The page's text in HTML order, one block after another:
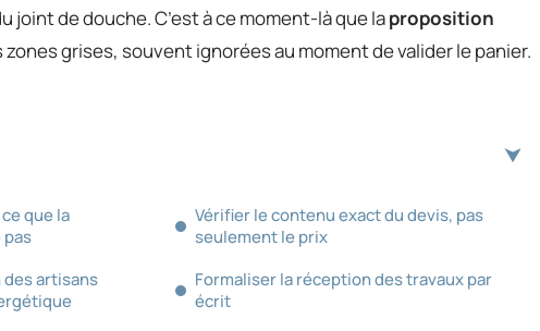
de douche. C’est à ce moment-là que laproposition
zones grises, souvent ignorées au moment de valider le panier.
que la
artisans
Vérifier le contenu exact du devis, pas
seulement le prix
Formaliser la réception des travaux par
écrit